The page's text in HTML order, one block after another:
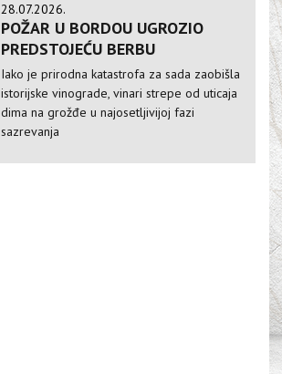
28.07.2026.
POŽAR U BORDOU UGROZIO
PREDSTOJEĆU BERBU
Iako je prirodna katastrofa za sada zaobišla
istorijske vinograde, vinari strepe od uticaja
dima na grožđe u najosetljivijoj fazi
sazrevanja